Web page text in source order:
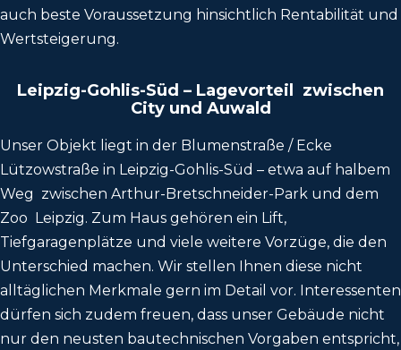
auch beste Voraussetzung hinsichtlich Rentabilität und
Wertsteigerung.
Leipzig-Gohlis-Süd – Lagevorteil zwischen
City und Auwald
Unser Objekt liegt in der Blumenstraße / Ecke
Lützowstraße in Leipzig-Gohlis-Süd – etwa auf halbem
Weg zwischen Arthur-Bretschneider-Park und dem
Zoo Leipzig. Zum Haus gehören ein Lift,
Tiefgaragenplätze und viele weitere Vorzüge, die den
Unterschied machen. Wir stellen Ihnen diese nicht
alltäglichen Merkmale gern im Detail vor. Interessenten
dürfen sich zudem freuen, dass unser Gebäude nicht
nur den neusten bautechnischen Vorgaben entspricht,